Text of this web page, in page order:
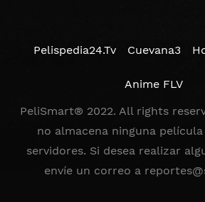
Pelispedia24.Tv Cuevana3
Anime FLV
PeliSmart® 2022. All rights
no almacena ninguna
servidores. Si desea realizar
envíe un correo a